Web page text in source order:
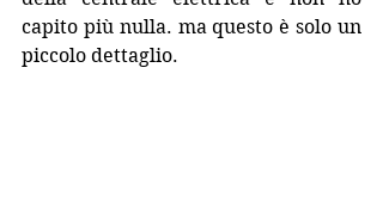
capito più nulla. ma questo è solo un
piccolo dettaglio.